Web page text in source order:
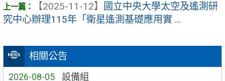
相關公告
2026-08-05 設備組
【2025-11-12】
國立中央大學太空及遙測研
究中心辦理115年「衛星遙測基礎應用實 ...